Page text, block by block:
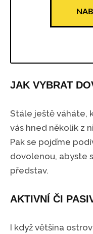
JAK VYBRAT
Stále ještě váháte,
vás hned několik z
Pak se pojďme
dovolenou, abyste
představ.
AKTIVNÍ ČI
I když většina